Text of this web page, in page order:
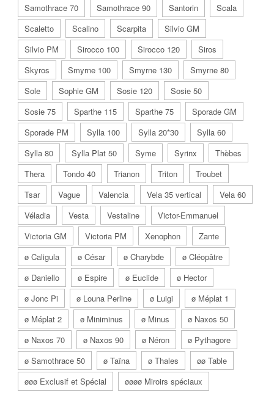
Samothrace 70
Samothrace 90 Santorin
Scala
Scaletto
Scalino Scarpita
Silvio GM
Silvio PM
Sirocco 100 Sirocco 120
Siros
Skyros
Smyrne 100 Smyrne 130
Smyrne 80
Sole
Sophie GM Sosie 120
Sosie 50
Sosie 75
Sparthe 115 Sparthe 75
Sporade GM
Sporade PM
Sylla 100 Sylla 20*30
Sylla 60
Sylla 80
Sylla Plat 50 Syme Syrinx
Thèbes
Thera
Tondo 40 Trianon Triton
Troubet
Tsar
Vague Valencia Vela 35 vertical
Vela 60
Véladia
Vesta Vestaline
Victor-Emmanuel
Victoria GM
Victoria PM Xenophon
Zante
ø Caligula
ø César ø Charybde
ø Cléopâtre
ø Daniello
ø Espire ø Euclide
ø Hector
ø Jonc Pi
ø Louna Perline ø Luigi
ø Méplat 1
ø Méplat 2
ø Miniminus ø Minus
ø Naxos 50
ø Naxos 70
ø Naxos 90 ø Néron
ø Pythagore
ø Samothrace 50
ø Taïna ø Thales
øø Table
øøø Exclusif et Spécial
øøøø Miroirs spéciaux